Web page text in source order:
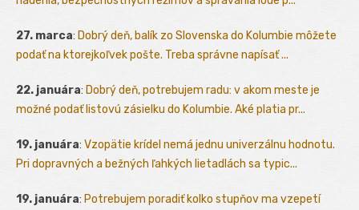
27. marca: Dobrý deň, balík zo Slovenska do Kolumbie môžete
podať na ktorejkoľvek pošte. Treba správne napísať ...
22. januára: Dobrý deň, potrebujem radu: v akom meste je
možné podať listovú zásielku do Kolumbie. Aké platia pr...
19. januára: Vzopätie krídel nemá jednu univerzálnu hodnotu.
Pri dopravných a bežných ľahkých lietadlách sa typic...
19. januára: Potrebujem poradiť kolko stupňov ma vzepetí